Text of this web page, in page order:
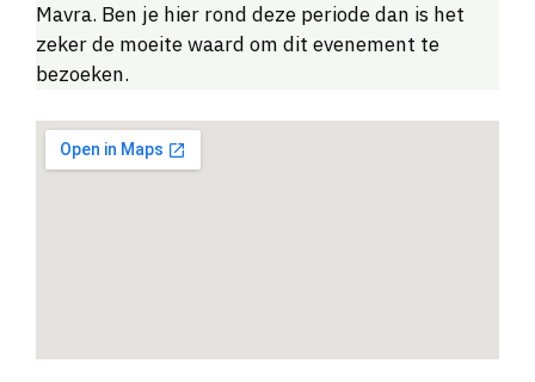
Mavra. Ben je hier rond deze periode dan is het
zeker de moeite waard om dit evenement te
bezoeken.